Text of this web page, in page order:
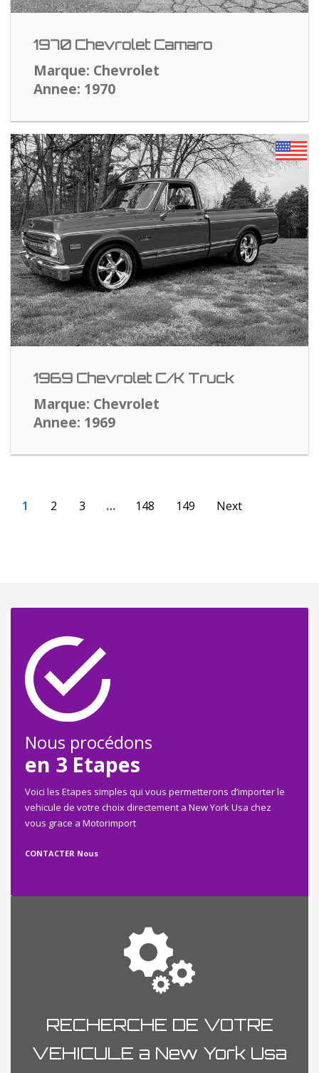
1970 Chevrolet Camaro
Marque: Chevrolet
Annee: 1970
1969 Chevrolet C/K Truck
Marque: Chevrolet
Annee: 1969
1 2 3 … 148 149 Next
Nous procédons
en 3 Etapes
Voici les Etapes simples qui vous permetterons d’importer le
vehicule de votre choix directement a New York Usa chez
vous grace a Motorimport
CONTACTER Nous
RECHERCHE DE VOTRE
VEHICULE a New York Usa